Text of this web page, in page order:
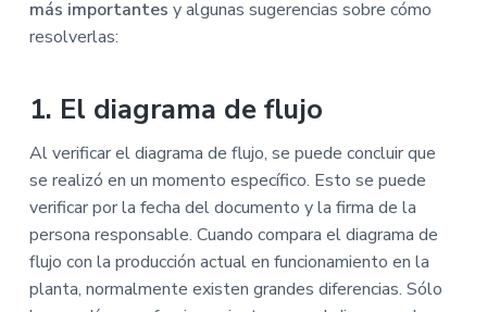
más importantes y algunas sugerencias sobre cómo
resolverlas:
1. El diagrama de flujo
Al verificar el diagrama de flujo, se puede concluir que
se realizó en un momento específico. Esto se puede
verificar por la fecha del documento y la firma de la
persona responsable. Cuando compara el diagrama de
flujo con la producción actual en funcionamiento en la
planta, normalmente existen grandes diferencias. Sólo